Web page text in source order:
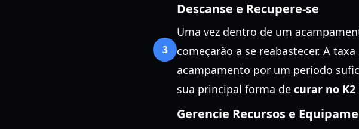
3
Descanse e Recupere-se
Uma vez dentro de um
começarão a se reabastecer. A
acampamento por um período
sua principal forma de curar no
Gerencie Recursos e